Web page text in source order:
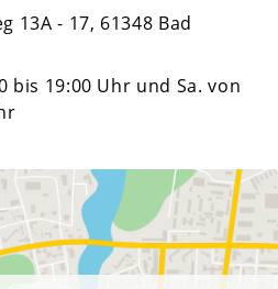
13A - 17, 61348 Bad
bis 19:00 Uhr und Sa. von